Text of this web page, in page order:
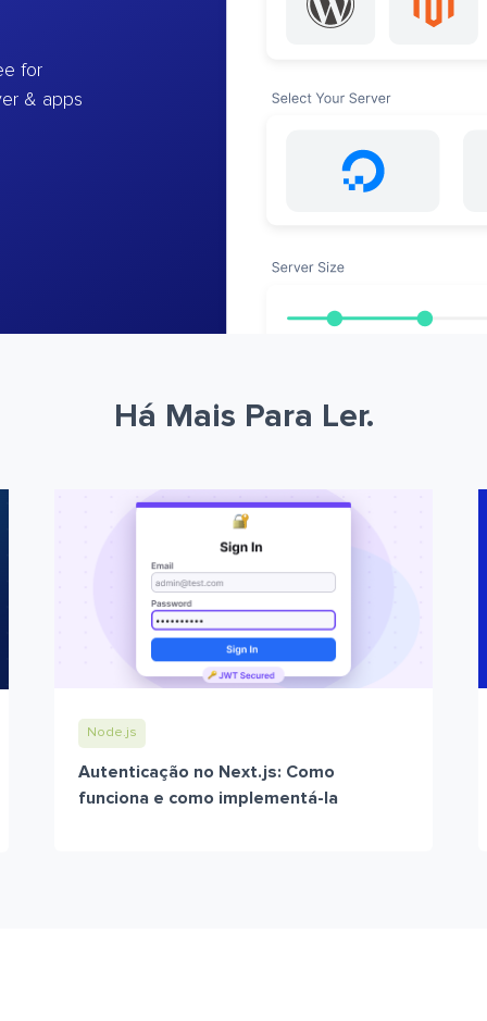
for
& apps
Há Mais Para Ler.
Node.js
Autenticação no Next.js: Como
funciona e como implementá-la